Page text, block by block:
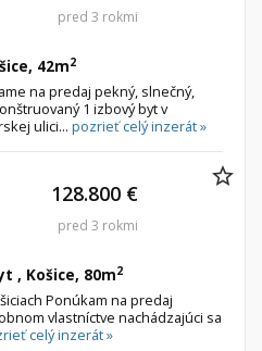
42m2
na predaj pekný, slnečný,
1 izbový byt v
ulici... pozrieť celý inzerát »
pred 3 rokmi
, Košice, 80m2
Ponúkam na predaj
vlastníctve nachádzajúci sa
celý inzerát »
128.800 €
pred 3 rokmi